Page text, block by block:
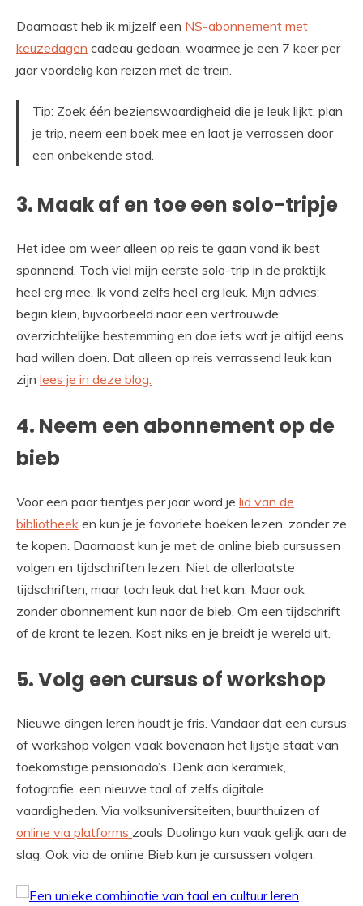
Daarnaast heb ik mijzelf een NS-abonnement met
keuzedagen cadeau gedaan, waarmee je een 7 keer per
jaar voordelig kan reizen met de trein.
Tip: Zoek één bezienswaardigheid die je leuk lijkt, plan
je trip, neem een boek mee en laat je verrassen door
een onbekende stad.
3. Maak af en toe een solo-tripje
Het idee om weer alleen op reis te gaan vond ik best
spannend. Toch viel mijn eerste solo-trip in de praktijk
heel erg mee. Ik vond zelfs heel erg leuk. Mijn advies:
begin klein, bijvoorbeeld naar een vertrouwde,
overzichtelijke bestemming en doe iets wat je altijd eens
had willen doen. Dat alleen op reis verrassend leuk kan
zijn lees je in deze blog.
4. Neem een abonnement op de
bieb
Voor een paar tientjes per jaar word je lid van de
bibliotheek en kun je je favoriete boeken lezen, zonder ze
te kopen. Daarnaast kun je met de online bieb cursussen
volgen en tijdschriften lezen. Niet de allerlaatste
tijdschriften, maar toch leuk dat het kan. Maar ook
zonder abonnement kun naar de bieb. Om een tijdschrift
of de krant te lezen. Kost niks en je breidt je wereld uit.
5. Volg een cursus of workshop
Nieuwe dingen leren houdt je fris. Vandaar dat een cursus
of workshop volgen vaak bovenaan het lijstje staat van
toekomstige pensionado’s. Denk aan keramiek,
fotografie, een nieuwe taal of zelfs digitale
vaardigheden. Via volksuniversiteiten, buurthuizen of
online via platforms zoals Duolingo kun vaak gelijk aan de
slag. Ook via de online Bieb kun je cursussen volgen.